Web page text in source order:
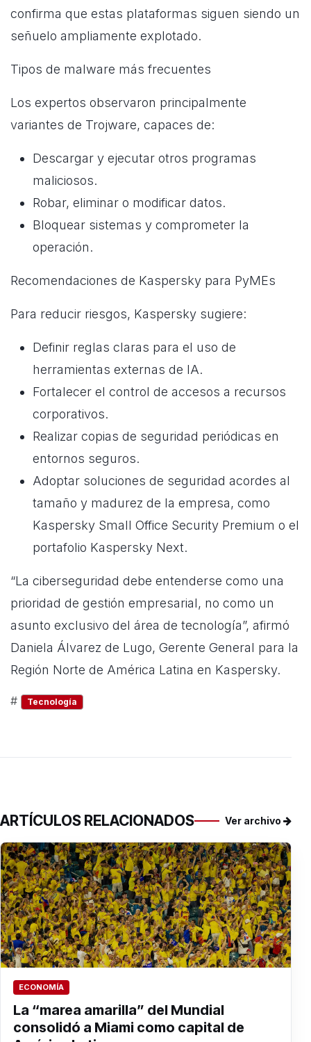
confirma que estas plataformas siguen siendo un
señuelo ampliamente explotado.
Tipos de malware más frecuentes
Los expertos observaron principalmente
variantes de Trojware, capaces de:
Descargar y ejecutar otros programas
maliciosos.
Robar, eliminar o modificar datos.
Bloquear sistemas y comprometer la
operación.
Recomendaciones de Kaspersky para PyMEs
Para reducir riesgos, Kaspersky sugiere:
Definir reglas claras para el uso de
herramientas externas de IA.
Fortalecer el control de accesos a recursos
corporativos.
Realizar copias de seguridad periódicas en
entornos seguros.
Adoptar soluciones de seguridad acordes al
tamaño y madurez de la empresa, como
Kaspersky Small Office Security Premium o el
portafolio Kaspersky Next.
“La ciberseguridad debe entenderse como una
prioridad de gestión empresarial, no como un
asunto exclusivo del área de tecnología”, afirmó
Daniela Álvarez de Lugo, Gerente General para la
Región Norte de América Latina en Kaspersky.
# Tecnología
ARTÍCULOS RELACIONADOS Ver archivo
ECONOMÍA
La “marea amarilla” del Mundial
consolidó a Miami como capital de